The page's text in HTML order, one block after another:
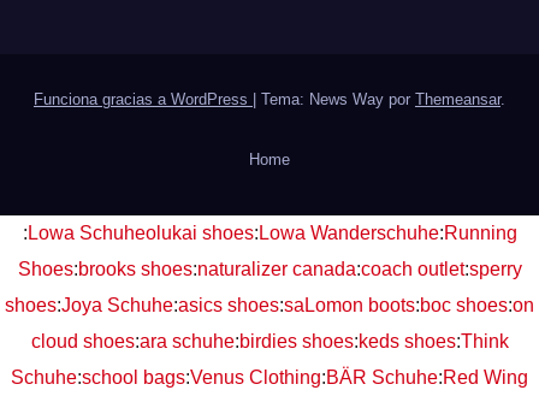
Funciona gracias a WordPress Tema: News Way por Themeansar.
Home
: Lowa Schuheolukai shoes: Lowa Wanderschuhe:Running
Shoes:brooks shoes:naturalizer canada:coach outlet:sperry
shoes:Joya Schuhe:asics shoes:saLomon boots:boc shoes:on
cloud shoes:ara schuhe:birdies shoes:keds shoes:Think
Schuhe:school bags:Venus Clothing:BÄR Schuhe:Red Wing